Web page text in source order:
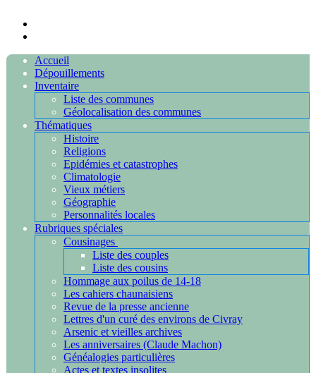
Accueil
Dépouillements
Inventaire
Liste des communes
Géolocalisation des communes
Thématiques
Histoire
Religions
Epidémies et catastrophes
Climatologie
Vieux métiers
Géographie
Personnalités locales
Rubriques spéciales
Cousinages
Liste des couples
Liste des cousins
Hommage aux poilus de 14-18
Les cahiers chaunaisiens
Revue de la presse ancienne
Lettres d'un curé des environs de Civray
Arsenic et vieilles archives
Les anniversaires (Claude Machon)
Généalogies particulières
Actes et textes insolites